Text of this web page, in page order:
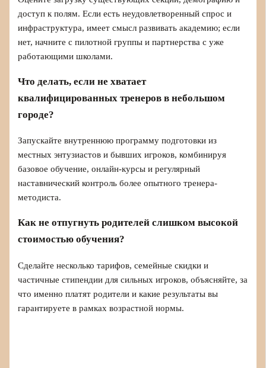
доступ к полям. Если есть неудовлетворенный спрос и
инфраструктура, имеет смысл развивать академию; если
нет, начните с пилотной группы и партнерства с уже
работающими школами.
Что делать, если не хватает
квалифицированных тренеров в небольшом
городе?
Запускайте внутреннюю программу подготовки из
местных энтузиастов и бывших игроков, комбинируя
базовое обучение, онлайн-курсы и регулярный
наставнический контроль более опытного тренера-
методиста.
Как не отпугнуть родителей слишком высокой
стоимостью обучения?
Сделайте несколько тарифов, семейные скидки и
частичные стипендии для сильных игроков, объясняйте, за
что именно платят родители и какие результаты вы
гарантируете в рамках возрастной нормы.